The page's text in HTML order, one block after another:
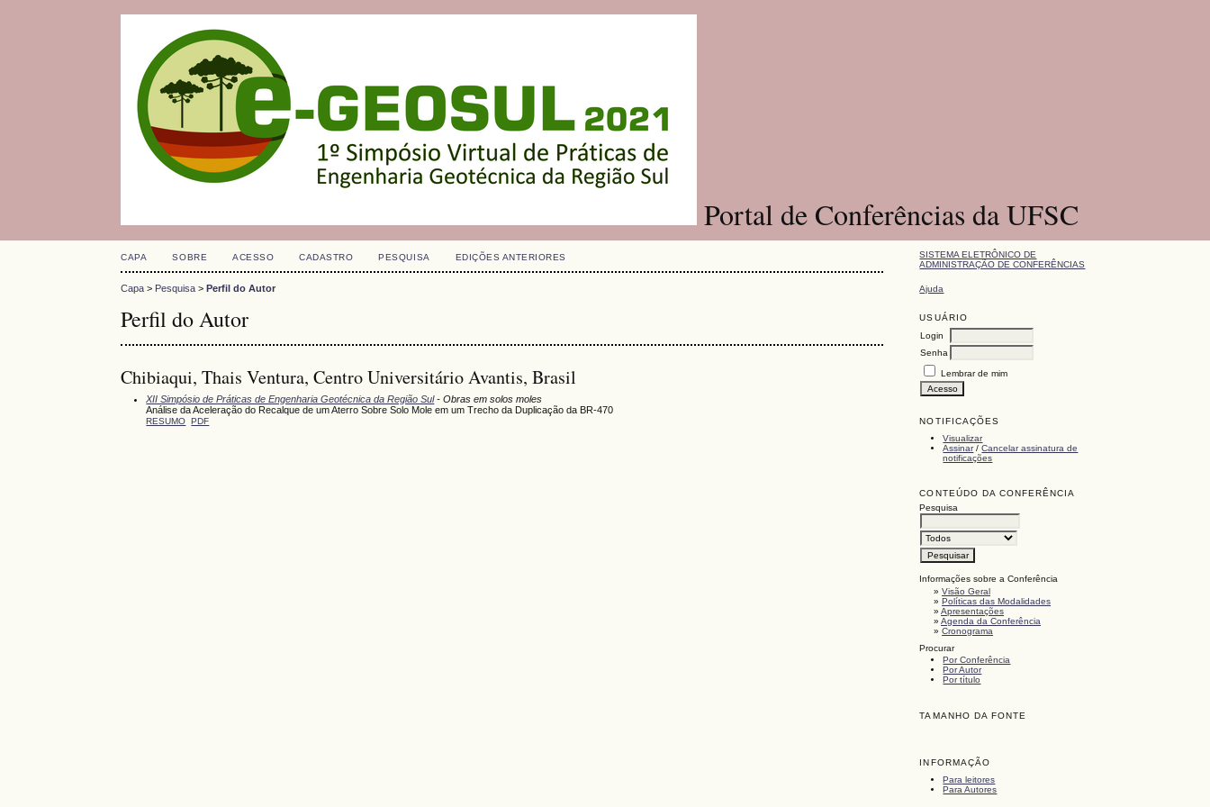
Portal de Conferências da UFSC
SISTEMA ELETRÔNICO DE
ADMINISTRAÇÃO DE CONFERÊNCIAS
Ajuda
USUÁRIO
Login
Senha
Lembrar de mim
NOTIFICAÇÕES
Visualizar
Assinar/Cancelar assinatura de
notificações
CONTEÚDO DA CONFERÊNCIA
Pesquisa
Informações sobre a Conferência
»Visão Geral
»Políticas das Modalidades
»Apresentações
»Agenda da Conferência
»Cronograma
Procurar
Por Conferência
Por Autor
Por título
TAMANHO DA FONTE
INFORMAÇÃO
Para leitores
Para Autores
CAPA SOBRE ACESSO CADASTRO PESQUISA EDIÇÕES ANTERIORES
Capa > Pesquisa >Perfil do Autor
Perfil do Autor
Chibiaqui, Thais Ventura, Centro Universitário Avantis, Brasil
XII Simpósio de Práticas de Engenharia Geotécnica da Região Sul- Obras em solos moles
Análise da Aceleração do Recalque de um Aterro Sobre Solo Mole em um Trecho da Duplicação da BR-470
RESUMO PDF